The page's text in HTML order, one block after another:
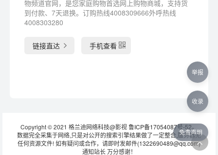
物频道官网，是您家庭购物首选网上购物商城，支持货
到付款、7天退换。订购热线4008309666外呼热线
4008303280
链接直达 手机查看
Copyright © 2021 格兰迪网络科技@影视鲁ICP备17054087号-52。
数据完全采集于网络,只是对公开的搜索引擎结果做了一定整合,服务器无
任何资源文件! 如有疑问或合作，请即时发邮件(1322690489@qq.com)
通知站长 万分感谢！
免责声明
举报
收录